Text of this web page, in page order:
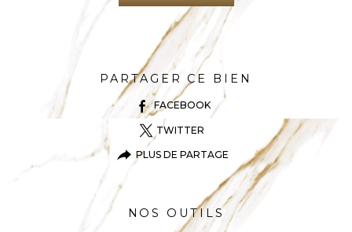
PARTAGER CE BIEN
FACEBOOK
TWITTER
PLUS DE PARTAGE
NOS OUTILS